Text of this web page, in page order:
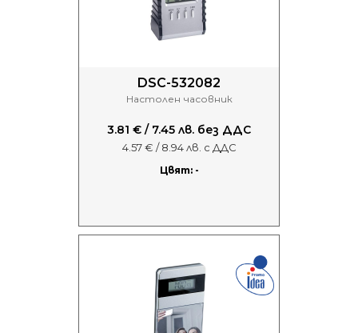
DSC-532082
Настолен часовник
3.81 € / 7.45 лв. без ДДС
4.57 € / 8.94 лв. с ДДС
Цвят: -